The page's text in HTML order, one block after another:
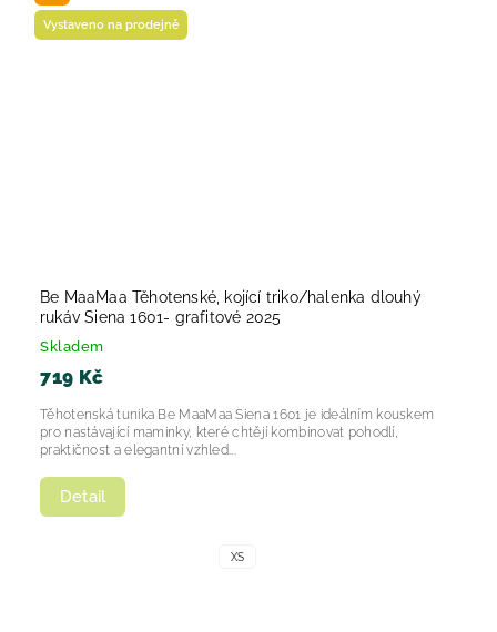
Vystaveno na prodejně
Be MaaMaa Těhotenské, kojící triko/halenka dlouhý
rukáv Siena 1601- grafitové 2025
Skladem
719 Kč
Detail
Těhotenská tunika Be MaaMaa Siena 1601 je ideálním kouskem
pro nastávající maminky, které chtějí kombinovat pohodlí,
praktičnost a elegantní vzhled...
XS